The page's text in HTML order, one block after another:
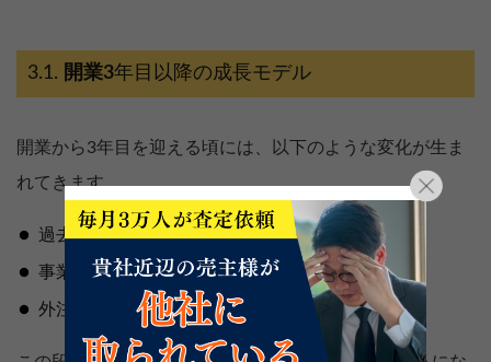
開業3年目以降の成長モデル
開業から3年目を迎える頃には、以下のような変化が生ま
れてきます。
過去の顧客からの紹介が発生しやすくなる
事業のリピート率が上がり、広告費を削減できる
外注やスタッフを活用して、対応件数が増やせる